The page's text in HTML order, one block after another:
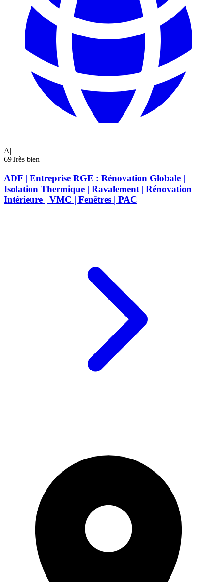
A|
69Très bien
ADF | Entreprise RGE : Rénovation Globale |
Isolation Thermique | Ravalement | Rénovation
Intérieure | VMC | Fenêtres | PAC